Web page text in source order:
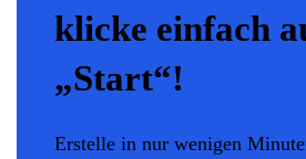
klicke einfach
„Start“!
Erstelle in nur wenigen